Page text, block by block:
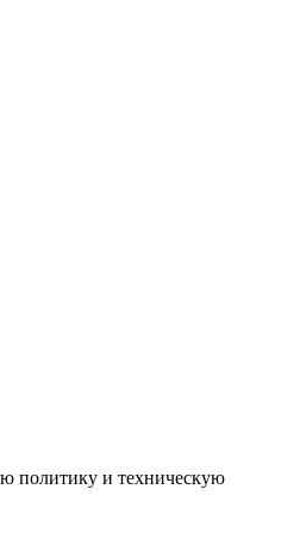
политику и техническую